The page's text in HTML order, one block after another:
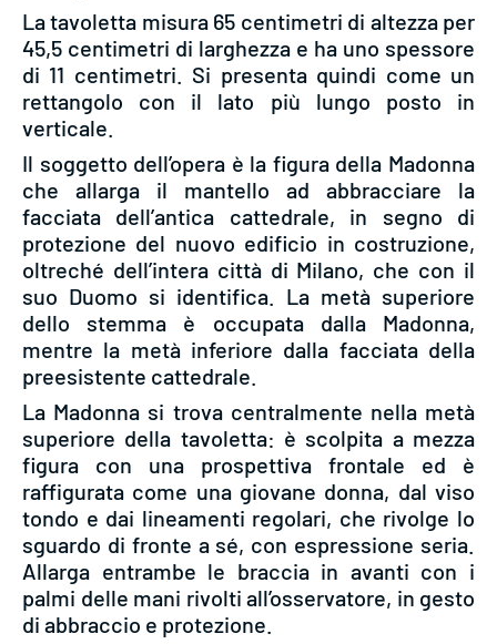
La tavoletta misura 65 centimetri di altezza per
45,5 centimetri di larghezza e ha uno spessore
di 11 centimetri. Si presenta quindi come un
rettangolo con il lato più lungo posto in
verticale.
Il soggetto dell’opera è la figura della Madonna
che allarga il mantello ad abbracciare la
facciata dell’antica cattedrale, in segno di
protezione del nuovo edificio in costruzione,
oltreché dell’intera città di Milano, che con il
suo Duomo si identifica. La metà superiore
dello stemma è occupata dalla Madonna,
mentre la metà inferiore dalla facciata della
preesistente cattedrale.
La Madonna si trova centralmente nella metà
superiore della tavoletta: è scolpita a mezza
figura con una prospettiva frontale ed è
raffigurata come una giovane donna, dal viso
tondo e dai lineamenti regolari, che rivolge lo
sguardo di fronte a sé, con espressione seria.
Allarga entrambe le braccia in avanti con i
palmi delle mani rivolti all’osservatore, in gesto
di abbraccio e protezione.